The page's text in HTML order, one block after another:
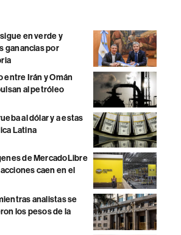
en verde y
ganancias por
entre Irán y Omán
al petróleo
al dólar y a estas
Latina
de MercadoLibre
caen en el
analistas se
los pesos de la